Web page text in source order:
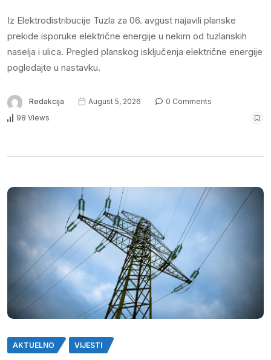
Iz Elektrodistribucije Tuzla za 06. avgust najavili planske
prekide isporuke električne energije u nekim od tuzlanskih
naselja i ulica. Pregled planskog isključenja električne energije
pogledajte u nastavku.
Redakcija August 5, 2026
0 Comments
98 Views
AKTUELNO VIJESTI